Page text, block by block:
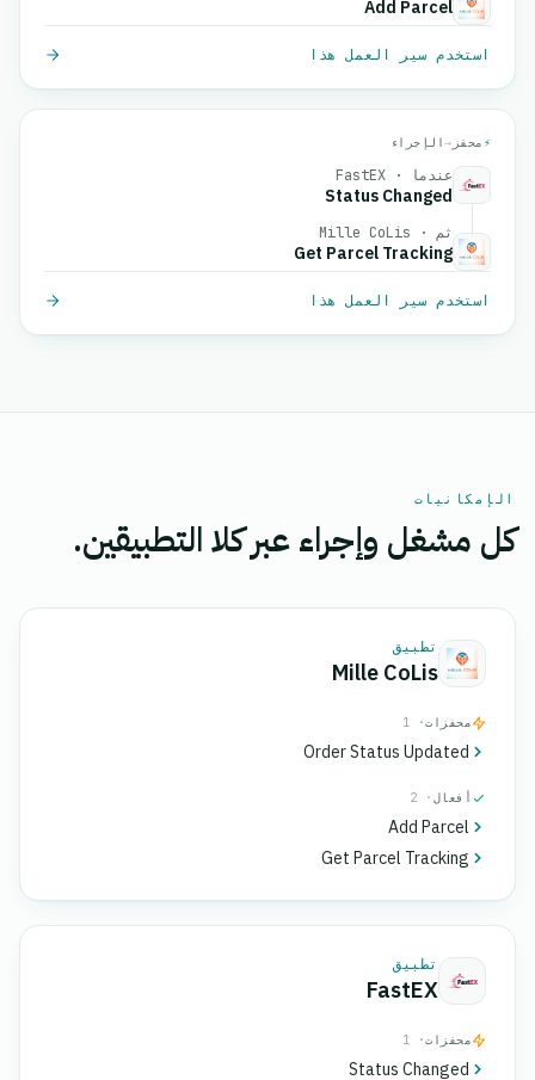
Add Parcel
استخدم سير العمل هذا
⚡ محفز →الإجراء
عندما · FastEX
Status Changed
ثم · Mille CoLis
Get Parcel Tracking
استخدم سير العمل هذا
الإمكانيات
كل مشغل وإجراء عبر كلا التطبيقين.
تطبيق
Mille CoLis
محفزات· 1
Order Status Updated
أفعال · 2
Add Parcel
Get Parcel Tracking
تطبيق
FastEX
محفزات· 1
Status Changed